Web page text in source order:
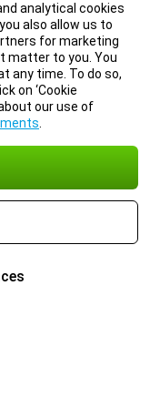
analytical cookies
also allow us to
for marketing
matter to you. You
any time. To do so,
on ‘Cookie
our use of